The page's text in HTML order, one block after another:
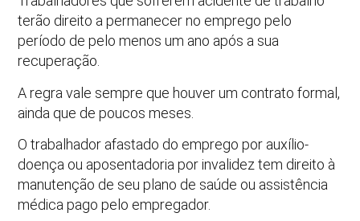
terão direito a permanecer no emprego pelo
período de pelo menos um ano após a sua
recuperação.
A regra vale sempre que houver um contrato formal,
ainda que de poucos meses.
O trabalhador afastado do emprego por auxílio-
doença ou aposentadoria por invalidez tem direito à
manutenção de seu plano de saúde ou assistência
médica pago pelo empregador.